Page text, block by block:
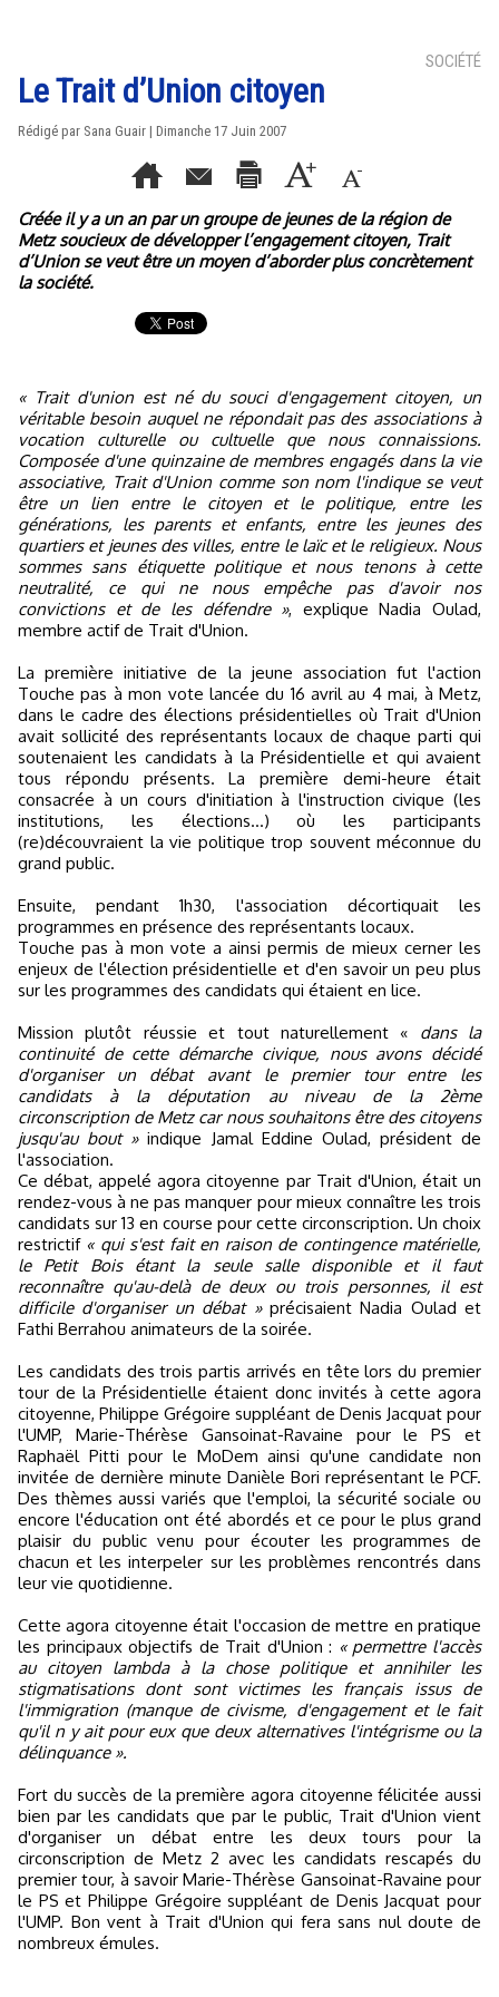
SOCIÉTÉ
Le Trait d’Union citoyen
Rédigé par Sana Guair | Dimanche 17 Juin 2007
Créée il y a un an par un groupe de jeunes de la région de
Metz soucieux de développer l’engagement citoyen, Trait
d’Union se veut être un moyen d’aborder plus concrètement
la société.
« Trait d'union est né du souci d'engagement citoyen, un
véritable besoin auquel ne répondait pas des associations à
vocation culturelle ou cultuelle que nous connaissions.
Composée d'une quinzaine de membres engagés dans la vie
associative, Trait d'Union comme son nom l'indique se veut
être un lien entre le citoyen et le politique, entre les
générations, les parents et enfants, entre les jeunes des
quartiers et jeunes des villes, entre le laïc et le religieux. Nous
sommes sans étiquette politique et nous tenons à cette
neutralité, ce qui ne nous empêche pas d'avoir nos
convictions et de les défendre », explique Nadia Oulad,
membre actif de Trait d'Union.
La première initiative de la jeune association fut l'action
Touche pas à mon vote lancée du 16 avril au 4 mai, à Metz,
dans le cadre des élections présidentielles où Trait d'Union
avait sollicité des représentants locaux de chaque parti qui
soutenaient les candidats à la Présidentielle et qui avaient
tous répondu présents. La première demi-heure était
consacrée à un cours d'initiation à l'instruction civique (les
institutions, les élections…) où les participants
(re)découvraient la vie politique trop souvent méconnue du
grand public.
Ensuite, pendant 1h30, l'association décortiquait les
programmes en présence des représentants locaux.
Touche pas à mon vote a ainsi permis de mieux cerner les
enjeux de l'élection présidentielle et d'en savoir un peu plus
sur les programmes des candidats qui étaient en lice.
Mission plutôt réussie et tout naturellement « dans la
continuité de cette démarche civique, nous avons décidé
d'organiser un débat avant le premier tour entre les
candidats à la députation au niveau de la 2ème
circonscription de Metz car nous souhaitons être des citoyens
jusqu'au bout »indique Jamal Eddine Oulad, président de
l'association.
Ce débat, appelé agora citoyenne par Trait d'Union, était un
rendez-vous à ne pas manquer pour mieux connaître les trois
candidats sur 13 en course pour cette circonscription. Un choix
restrictif « qui s'est fait en raison de contingence matérielle,
le Petit Bois étant la seule salle disponible et il faut
reconnaître qu'au-delà de deux ou trois personnes, il est
difficile d'organiser un débat »précisaient Nadia Oulad et
Fathi Berrahou animateurs de la soirée.
Les candidats des trois partis arrivés en tête lors du premier
tour de la Présidentielle étaient donc invités à cette agora
citoyenne, Philippe Grégoire suppléant de Denis Jacquat pour
l'UMP, Marie-Thérèse Gansoinat-Ravaine pour le PS et
Raphaël Pitti pour le MoDem ainsi qu'une candidate non
invitée de dernière minute Danièle Bori représentant le PCF.
Des thèmes aussi variés que l'emploi, la sécurité sociale ou
encore l'éducation ont été abordés et ce pour le plus grand
plaisir du public venu pour écouter les programmes de
chacun et les interpeler sur les problèmes rencontrés dans
leur vie quotidienne.
Cette agora citoyenne était l'occasion de mettre en pratique
les principaux objectifs de Trait d'Union : « permettre l'accès
au citoyen lambda à la chose politique et annihiler les
stigmatisations dont sont victimes les français issus de
l'immigration (manque de civisme, d'engagement et le fait
qu'il n y ait pour eux que deux alternatives l'intégrisme ou la
délinquance ».
Fort du succès de la première agora citoyenne félicitée aussi
bien par les candidats que par le public, Trait d'Union vient
d'organiser un débat entre les deux tours pour la
circonscription de Metz 2 avec les candidats rescapés du
premier tour, à savoir Marie-Thérèse Gansoinat-Ravaine pour
le PS et Philippe Grégoire suppléant de Denis Jacquat pour
l'UMP. Bon vent à Trait d'Union qui fera sans nul doute de
nombreux émules.